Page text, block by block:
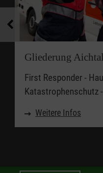
Gliederung Aichtal
First Responder -
Katastrophenschutz
Weitere Infos